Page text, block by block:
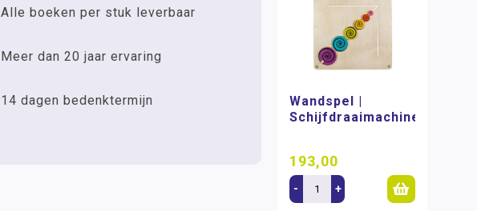
Alle boeken per stuk leverbaar
Meer dan 20 jaar ervaring
14 dagen bedenktermijn
Wandspel |
Schijfdraaimachine
193,00
- +